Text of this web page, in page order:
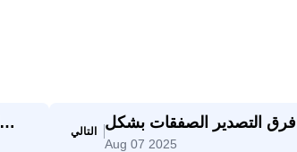
التالي
فرق التصدير الصفقات بشكل
Aug 07 2025